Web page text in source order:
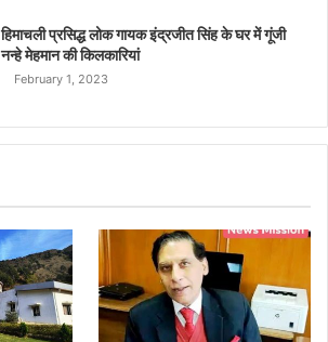
हिमाचली प्रसिद्ध लोक गायक इंद्रजीत सिंह के घर में गूंजी
नन्हे मेहमान की किलकारियां
February 1, 2023